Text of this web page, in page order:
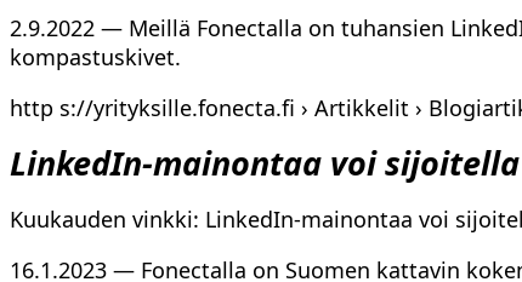
2.9.2022 — Meillä Fonectalla on tuhansien
kompastuskivet.
http s://yrityksille.fonecta.fi › Artikkelit ›
LinkedIn-mainontaa voi
Kuukauden vinkki: LinkedIn-mainontaa voi
16.1.2023 — Fonectalla on Suomen kattavin